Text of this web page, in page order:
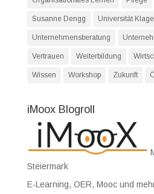
Susanne Dengg Universität
Unternehmensberatung
Vertrauen Weiterbildung
Wissen Workshop Zukunft
iMoox Blogroll
Steiermark
E-Learning, OER, Mooc und